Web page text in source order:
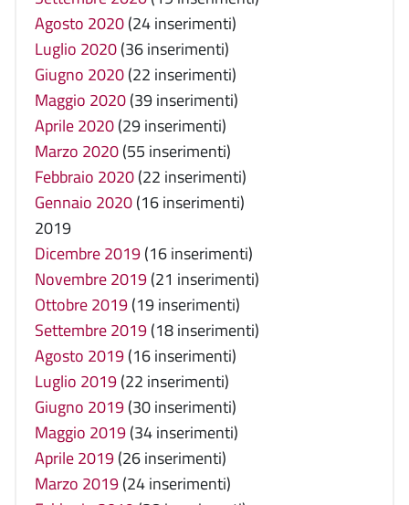
Agosto 2020(24 inserimenti)
Luglio 2020(36 inserimenti)
Giugno 2020(22 inserimenti)
Maggio 2020(39 inserimenti)
Aprile 2020(29 inserimenti)
Marzo 2020(55 inserimenti)
Febbraio 2020(22 inserimenti)
Gennaio 2020(16 inserimenti)
2019
Dicembre 2019(16 inserimenti)
Novembre 2019(21 inserimenti)
Ottobre 2019(19 inserimenti)
Settembre 2019(18 inserimenti)
Agosto 2019(16 inserimenti)
Luglio 2019(22 inserimenti)
Giugno 2019(30 inserimenti)
Maggio 2019(34 inserimenti)
Aprile 2019(26 inserimenti)
Marzo 2019(24 inserimenti)